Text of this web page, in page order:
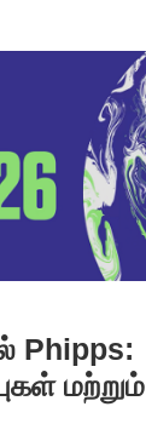
Phipps:
மற்றும்